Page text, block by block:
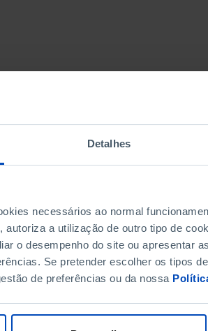
Detalhes
necessários ao normal
a utilização de outro tipo de
o desempenho do site ou apresentar
Se pretender escolher os tipos
de preferências ou da nossa